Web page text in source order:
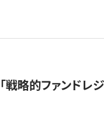
「戦略的ファンドレ